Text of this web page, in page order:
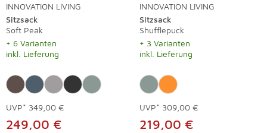
INNOVATION LIVING
Sitzsack
Soft Peak
+ 6 Varianten
inkl. Lieferung
UVP* 349,00 €
249,00 €
INNOVATION LIVING
Sitzsack
Shufflepuck
+ 3 Varianten
inkl. Lieferung
UVP* 309,00 €
219,00 €